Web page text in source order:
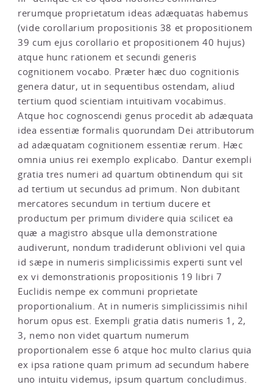
rerumque proprietatum ideas adæquatas habemus
(vide corollarium propositionis 38 et propositionem
39 cum ejus corollario et propositionem 40 hujus)
atque hunc rationem et secundi generis
cognitionem vocabo. Præter hæc duo cognitionis
genera datur, ut in sequentibus ostendam, aliud
tertium quod scientiam intuitivam vocabimus.
Atque hoc cognoscendi genus procedit ab adæquata
idea essentiæ formalis quorundam Dei attributorum
ad adæquatam cognitionem essentiæ rerum. Hæc
omnia unius rei exemplo explicabo. Dantur exempli
gratia tres numeri ad quartum obtinendum qui sit
ad tertium ut secundus ad primum. Non dubitant
mercatores secundum in tertium ducere et
productum per primum dividere quia scilicet ea
quæ a magistro absque ulla demonstratione
audiverunt, nondum tradiderunt oblivioni vel quia
id sæpe in numeris simplicissimis experti sunt vel
ex vi demonstrationis propositionis 19 libri 7
Euclidis nempe ex communi proprietate
proportionalium. At in numeris simplicissimis nihil
horum opus est. Exempli gratia datis numeris 1, 2,
3, nemo non videt quartum numerum
proportionalem esse 6 atque hoc multo clarius quia
ex ipsa ratione quam primum ad secundum habere
uno intuitu videmus, ipsum quartum concludimus.